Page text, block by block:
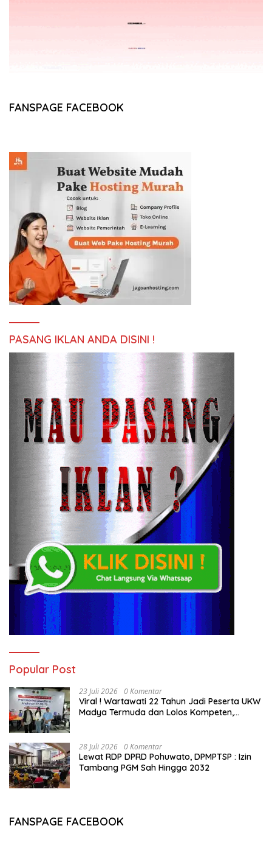
FANSPAGE FACEBOOK
PASANG IKLAN ANDA DISINI !
Popular Post
23 Juli 2026 0 Komentar
Viral ! Wartawati 22 Tahun Jadi Peserta UKW
Madya Termuda dan Lolos Kompeten,
28 Juli 2026 0 Komentar
Lewat RDP DPRD Pohuwato, DPMPTSP : Izin
Tambang PGM Sah Hingga 2032
FANSPAGE FACEBOOK